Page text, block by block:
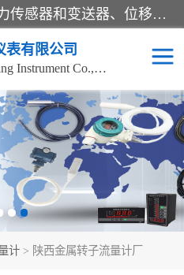
是集开发、生产和经营压力传感器和变送器、位移传感器和变送器、流量传感器和变送器、称重传感器和变送器、测力传感器和变送器、温湿度传感器和变送器、扭矩传感器、智能数显控制仪表等产品的化高新技术企业。
表有限公司
Xi'an shenghongchuang Instrument Co., Ltd
计 > 陕西金属转子流量计厂
超声波流量计
通用型压力变送器
流量计
差压变送器